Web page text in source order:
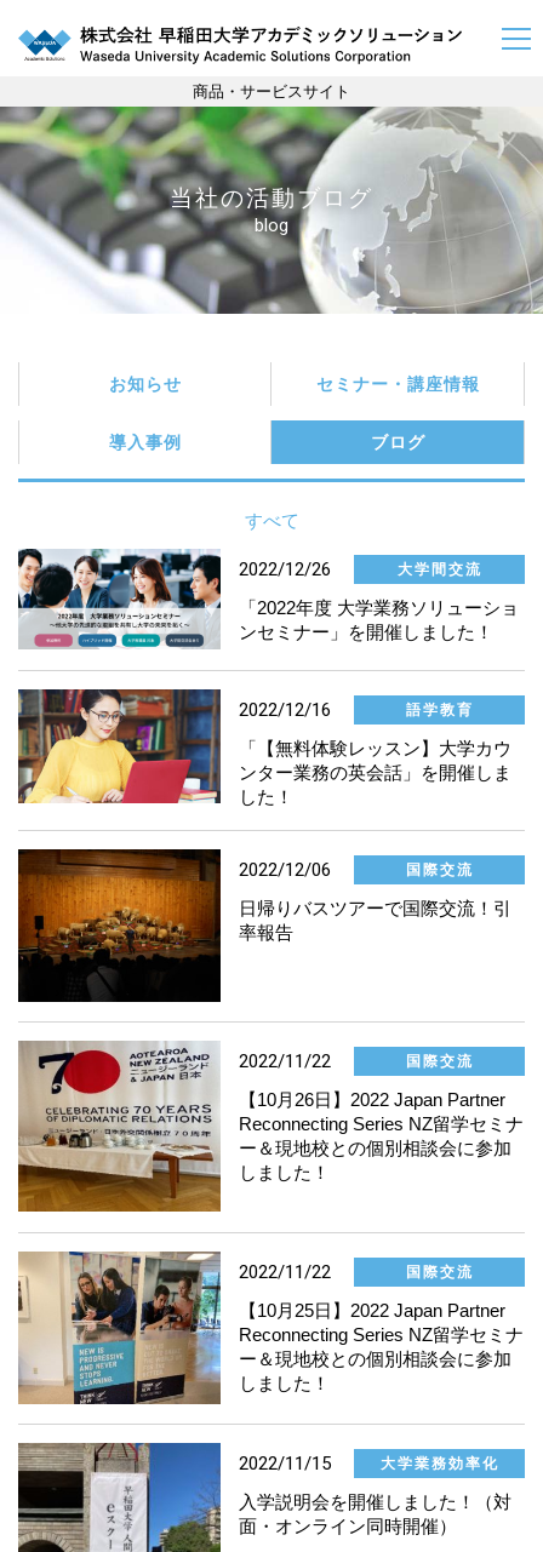
商品・サービスサイト
当社の活動ブログ
blog
お知らせ セミナー・講座情報
導入事例 ブログ
すべて
研究推進
人材育成
IT・DX推進
イベント
社会連携
大学業務
マーケティング室より
その他
2022/12/26 大学間交流
「2022年度 大学業務ソリューショ
ンセミナー」を開催しました！
2022/12/16 語学教育
「【無料体験レッスン】大学カウ
ンター業務の英会話」を開催しま
した！
2022/12/06 国際交流
日帰りバスツアーで国際交流！引
率報告
2022/11/22 国際交流
【10月26日】2022 Japan Partner
Reconnecting Series NZ留学セミナ
ー＆現地校との個別相談会に参加
しました！
2022/11/22 国際交流
【10月25日】2022 Japan Partner
Reconnecting Series NZ留学セミナ
ー＆現地校との個別相談会に参加
しました！
2022/11/15 大学業務効率化
入学説明会を開催しました！（対
面・オンライン同時開催）